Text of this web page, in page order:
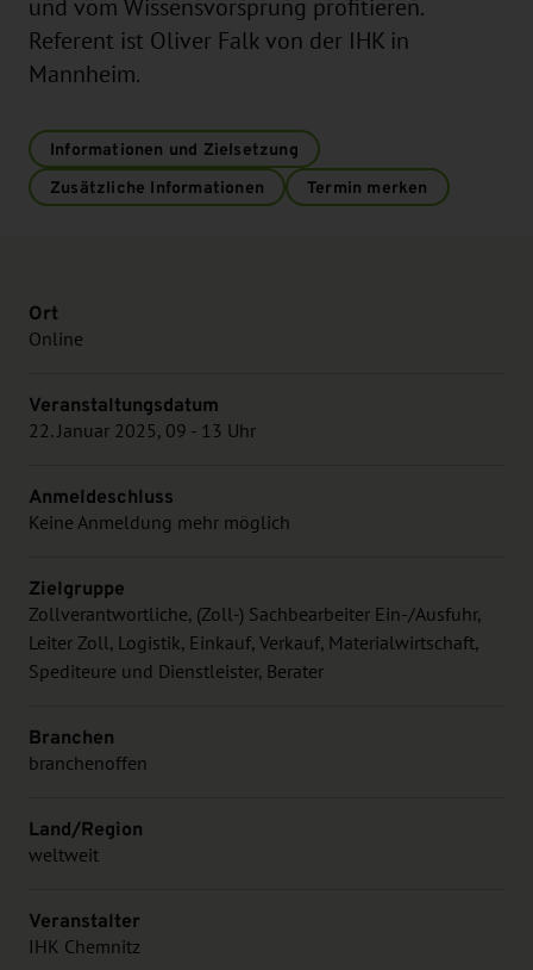
und vom Wissensvorsprung profitieren.
Referent ist Oliver Falk von der IHK in
Mannheim.
Informationen und Zielsetzung
Zusätzliche Informationen
Termin merken
Ort
Online
Veranstaltungsdatum
22. Januar 2025, 09 - 13 Uhr
Anmeldeschluss
Keine Anmeldung mehr möglich
Zielgruppe
Zollverantwortliche, (Zoll-) Sachbearbeiter Ein-/Ausfuhr,
Leiter Zoll, Logistik, Einkauf, Verkauf, Materialwirtschaft,
Spediteure und Dienstleister, Berater
Branchen
branchenoffen
Land/Region
weltweit
Veranstalter
IHK Chemnitz